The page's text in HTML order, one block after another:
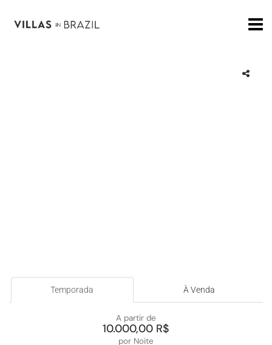
Temporada À Venda
A partir de
10.000,00 R$
por Noite